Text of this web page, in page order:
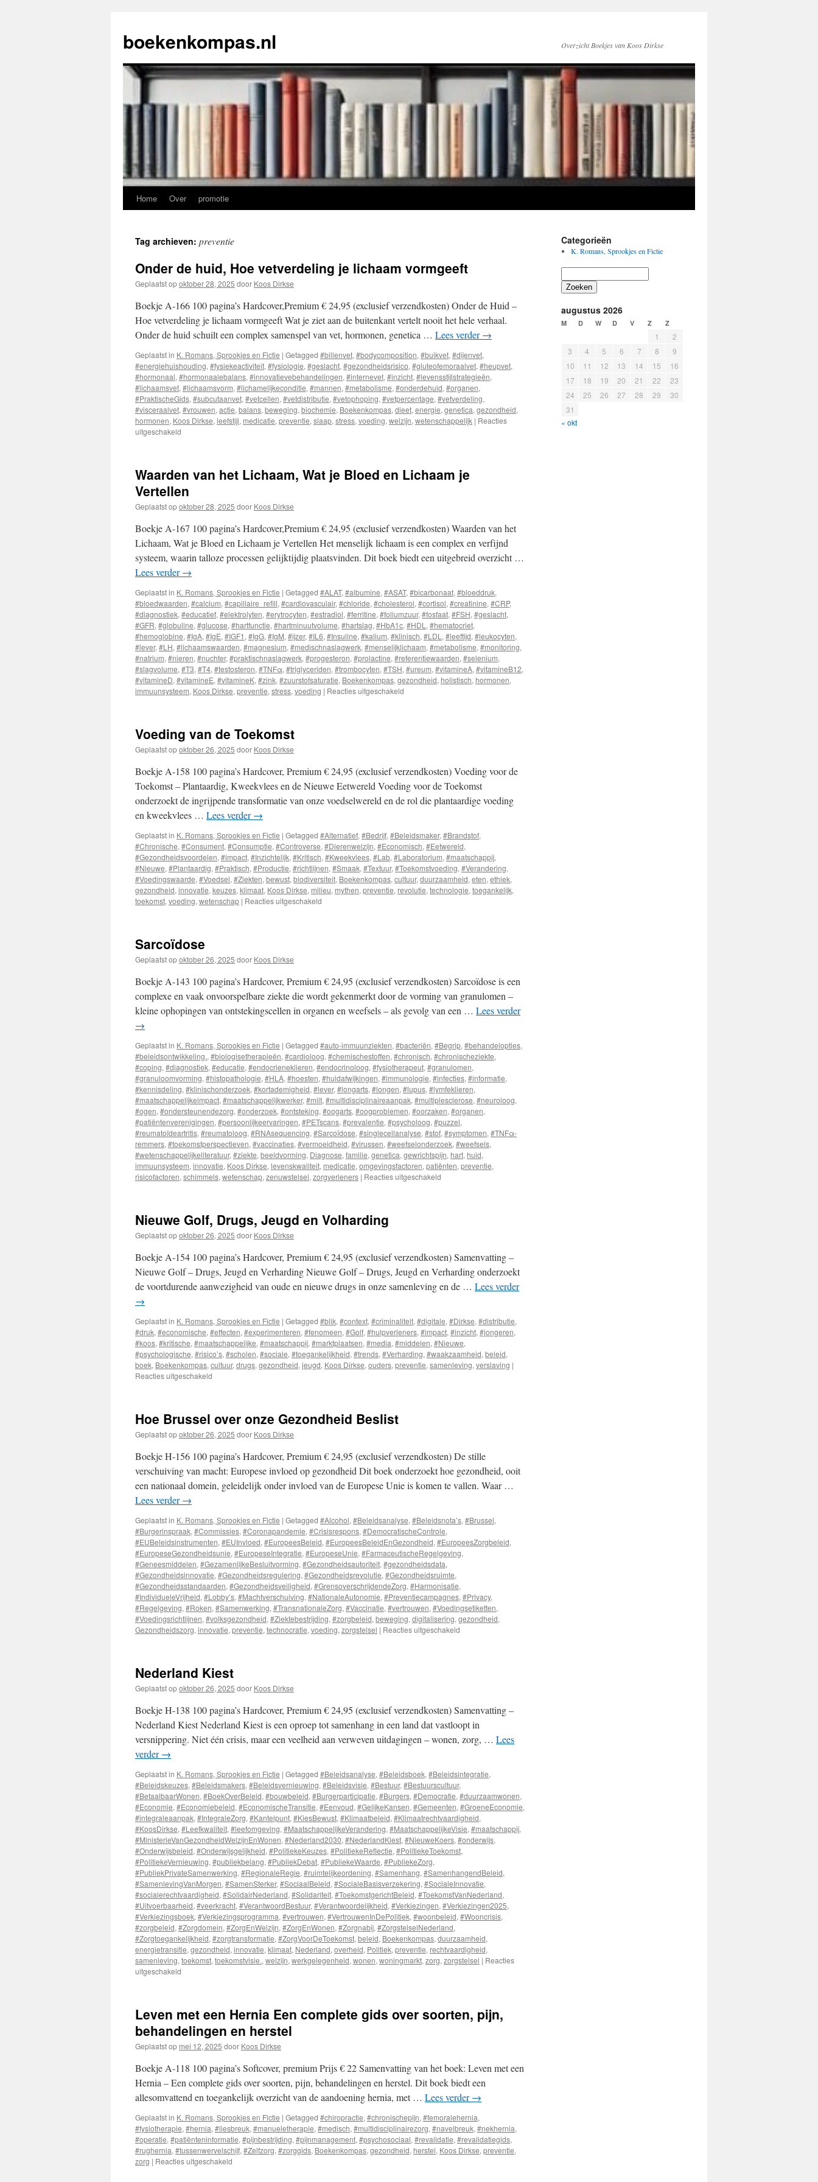
de
inhoud
boekenkompas.nl Overzicht Boekjes van Koos Dirkse
Home Over promotie
Tag archieven: preventie
Onder de huid, Hoe vetverdeling je lichaam vormgeeft
Geplaatst opoktober 28, 2025 door Koos Dirkse
Boekje A-166 100 pagina’s Hardcover,Premium € 24,95 (exclusief verzendkosten) Onder de Huid –
Hoe vetverdeling je lichaam vormgeeft Wat je ziet aan de buitenkant vertelt nooit het hele verhaal.
Onder de huid schuilt een complex samenspel van vet, hormonen, genetica … Lees verder→
Geplaatst in K. Romans, Sprookjes en Fictie | Getagged #billenvet, #bodycomposition, #buikvet, #dijenvet,
#energiehuishouding, #fysiekeactiviteit, #fysiologie, #geslacht, #gezondheidsrisico, #gluteofemoraalvet, #heupvet,
#hormonaal, #hormonaalebalans, #innovatievebehandelingen, #internevet, #inzicht, #levensstijlstrategieën,
#lichaamsvet, #lichaamsvorm, #lichamelijkeconditie, #mannen, #metabolisme, #onderdehuid, #organen,
#PraktischeGids, #subcutaanvet, #vetcellen, #vetdistributie, #vetophoping, #vetpercentage, #vetverdeling,
#visceraalvet, #vrouwen, actie, balans, beweging, biochemie, Boekenkompas, dieet, energie, genetica, gezondheid,
hormonen, Koos Dirkse, leefstijl, medicatie, preventie, slaap, stress, voeding, welzijn, wetenschappelijk | Reacties
uitgeschakeld
Hoe
je
lichaam
Waarden van het Lichaam, Wat je Bloed en Lichaam je
Vertellen
Geplaatst opoktober 28, 2025 door Koos Dirkse
Boekje A-167 100 pagina’s Hardcover,Premium € 24,95 (exclusief verzendkosten) Waarden van het
Lichaam, Wat je Bloed en Lichaam je Vertellen Het menselijk lichaam is een complex en verfijnd
systeem, waarin talloze processen gelijktijdig plaatsvinden. Dit boek biedt een uitgebreid overzicht …
Lees verder→
Geplaatst in K. Romans, Sprookjes en Fictie | Getagged #ALAT, #albumine, #ASAT, #bicarbonaat, #bloeddruk,
#bloedwaarden, #calcium, #capillaire_refill, #cardiovasculair, #chloride, #cholesterol, #cortisol, #creatinine, #CRP,
#diagnostiek, #educatief, #elektrolyten, #erytrocyten, #estradiol, #ferritine, #foliumzuur, #fosfaat, #FSH, #geslacht,
#GFR, #globuline, #glucose, #hartfunctie, #hartminuutvolume, #hartslag, #HbA1c, #HDL , #hematocriet,
#hemoglobine, #IgA, #IgE, #IGF1 , #IgG, #IgM, #ijzer, #IL6, #Insuline, #kalium, #klinisch, #LDL , #leeftijd, #leukocyten,
#lever, #LH, #lichaamswaarden, #magnesium, #medischnaslagwerk, #menselijklichaam, #metabolisme, #monitoring,
#natrium, #nieren, #nuchter, #praktischnaslagwerk, #progesteron, #prolactine, #referentiewaarden, #selenium,
#slagvolume, #T3, #T4, #testosteron, #TNFα, #triglyceriden, #trombocyten, #TSH, #ureum, #vitamineA, #vitamineB12,
#vitamineD, #vitamineE, #vitamineK, #zink, #zuurstofsaturatie, Boekenkompas, gezondheid, holistisch, hormonen,
immuunsysteem, Koos Dirkse, preventie, stress, voeding | Reacties uitgeschakeld
Bloed
en
Lichaam
je
Voeding van de Toekomst
Geplaatst opoktober 26, 2025 door Koos Dirkse
Boekje A-158 100 pagina’s Hardcover, Premium € 24,95 (exclusief verzendkosten) Voeding voor de
Toekomst – Plantaardig, Kweekvlees en de Nieuwe Eetwereld Voeding voor de Toekomst
onderzoekt de ingrijpende transformatie van onze voedselwereld en de rol die plantaardige voeding
en kweekvlees … Lees verder→
Geplaatst in K. Romans, Sprookjes en Fictie | Getagged #Alternatief, #Bedrijf, #Beleidsmaker, #Brandstof,
#Chronische, #Consument, #Consumptie, #Controverse, #Dierenwelzijn, #Economisch, #Eetwereld,
#Gezondheidsvoordelen, #impact, #Inzichtelijk, #Kritisch, #Kweekvlees, #Lab, #Laboratorium, #maatschappij,
#Nieuwe, #Plantaardig, #Praktisch, #Productie, #richtlijnen, #Smaak, #Textuur, #Toekomstvoeding, #Verandering,
#Voedingswaarde, #Voedsel, #Ziekten, bewust, biodiversiteit, Boekenkompas, cultuur, duurzaamheid, eten, ethiek,
gezondheid, innovatie, keuzes, klimaat, Koos Dirkse, milieu, mythen, preventie, revolutie, technologie, toegankelijk,
toekomst, voeding, wetenschap | Reacties uitgeschakeld
Sarcoïdose
Geplaatst opoktober 26, 2025 door Koos Dirkse
Boekje A-143 100 pagina’s Hardcover, Premium € 24,95 (exclusief verzendkosten) Sarcoïdose is een
complexe en vaak onvoorspelbare ziekte die wordt gekenmerkt door de vorming van granulomen –
kleine ophopingen van ontstekingscellen in organen en weefsels – als gevolg van een … Lees verder
→
Geplaatst in K. Romans, Sprookjes en Fictie | Getagged #auto-immuunziekten, #bacteriën, #Begrip, #behandelopties,
#beleidsontwikkeling., #biologisetherapieën, #cardioloog, #chemischestoffen, #chronisch, #chronischeziekte,
#coping, #diagnostiek, #educatie, #endocrieneklieren, #endocrinoloog, #fysiotherapeut, #granulomen,
#granuloomvorming, #histopathologie, #HLA, #hoesten, #huidafwijkingen, #immunologie, #infecties, #informatie,
#kennisdeling, #klinischonderzoek, #kortademigheid, #lever, #longarts, #longen, #lupus, #lymfeklieren,
#maatschappelijkeimpact, #maatschappelijkwerker, #milt, #multidisciplinaireaanpak, #multiplesclerose, #neuroloog,
#ogen, #ondersteunendezorg, #onderzoek, #ontsteking, #oogarts, #oogproblemen, #oorzaken, #organen,
#patiëntenverenigingen, #persoonlijkeervaringen, #PETscans, #prevalentie, #psycholoog, #puzzel,
#reumatoïdeartritis, #reumatoloog, #RNAsequencing, #Sarcoïdose, #singlecellanalyse, #stof, #symptomen, #TNFα-
remmers, #toekomstperspectieven, #vaccinaties, #vermoeidheid, #virussen, #weefselonderzoek, #weefsels,
#wetenschappelijkeliteratuur, #ziekte, beeldvorming, Diagnose, familie, genetica, gewrichtspijn, hart, huid,
immuunsysteem, innovatie, Koos Dirkse, levenskwaliteit, medicatie, omgevingsfactoren, patiënten, preventie,
risicofactoren, schimmels, wetenschap, zenuwstelsel, zorgverleners | Reacties uitgeschakeld
Nieuwe Golf, Drugs, Jeugd en Volharding
Geplaatst opoktober 26, 2025 door Koos Dirkse
Boekje A-154 100 pagina’s Hardcover, Premium € 24,95 (exclusief verzendkosten) Samenvatting –
Nieuwe Golf – Drugs, Jeugd en Verharding Nieuwe Golf – Drugs, Jeugd en Verharding onderzoekt
de voortdurende aanwezigheid van oude en nieuwe drugs in onze samenleving en de … Lees verder
→
Geplaatst in K. Romans, Sprookjes en Fictie | Getagged #blik, #context, #criminaliteit, #digitale, #Dirkse, #distributie,
#druk, #economische, #effecten, #experimenteren, #fenomeen, #Golf, #hulpverleners, #impact, #inzicht, #jongeren,
#koos, #kritische, #maatschappelijke, #maatschappij, #marktplaatsen, #media, #middelen, #Nieuwe,
#psychologische, #risico’s, #scholen, #sociale, #toegankelijkheid, #trends, #Verharding, #waakzaamheid, beleid,
boek, Boekenkompas, cultuur, drugs, gezondheid, jeugd, Koos Dirkse, ouders, preventie, samenleving, verslaving |
Reacties uitgeschakeld
Jeugd
en
Volharding
Hoe Brussel over onze Gezondheid Beslist
Geplaatst opoktober 26, 2025 door Koos Dirkse
Boekje H-156 100 pagina’s Hardcover, Premium € 24,95 (exclusief verzendkosten) De stille
verschuiving van macht: Europese invloed op gezondheid Dit boek onderzoekt hoe gezondheid, ooit
een nationaal domein, geleidelijk onder invloed van de Europese Unie is komen te vallen. Waar …
Lees verder→
Geplaatst in K. Romans, Sprookjes en Fictie | Getagged #Alcohol, #Beleidsanalyse, #Beleidsnota’s, #Brussel,
#Burgerinspraak, #Commissies, #Coronapandemie, #Crisisrespons, #DemocratischeControle,
#EUBeleidsinstrumenten, #EUInvloed, #EuropeesBeleid, #EuropeesBeleidEnGezondheid, #EuropeesZorgbeleid,
#EuropeseGezondheidsunie, #EuropeseIntegratie, #EuropeseUnie, #FarmaceutischeRegelgeving,
#Geneesmiddelen, #GezamenlijkeBesluitvorming, #Gezondheidsautoriteit, #gezondheidsdata,
#Gezondheidsinnovatie, #Gezondheidsregulering, #Gezondheidsrevolutie, #Gezondheidsruimte,
#Gezondheidsstandaarden, #Gezondheidsveiligheid, #GrensoverschrijdendeZorg, #Harmonisatie,
#IndividueleVrijheid, #Lobby’s, #Machtverschuiving, #NationaleAutonomie, #Preventiecampagnes, #Privacy,
#Regelgeving, #Roken, #Samenwerking, #TransnationaleZorg, #Vaccinatie, #vertrouwen, #Voedingsetiketten,
#Voedingsrichtlijnen, #volksgezondheid, #Ziektebestrijding, #zorgbeleid, beweging, digitalisering, gezondheid,
Gezondheidszorg, innovatie, preventie, technocratie, voeding, zorgstelsel | Reacties uitgeschakeld
Nederland Kiest
Geplaatst opoktober 26, 2025 door Koos Dirkse
Boekje H-138 100 pagina’s Hardcover, Premium € 24,95 (exclusief verzendkosten) Samenvatting –
Nederland Kiest Nederland Kiest is een oproep tot samenhang in een land dat vastloopt in
versnippering. Niet één crisis, maar een veelheid aan verweven uitdagingen – wonen, zorg, … Lees
verder→
Geplaatst in K. Romans, Sprookjes en Fictie | Getagged #Beleidsanalyse, #Beleidsboek, #Beleidsintegratie,
#Beleidskeuzes, #Beleidsmakers, #Beleidsvernieuwing, #Beleidsvisie, #Bestuur, #Bestuurscultuur,
#BetaalbaarWonen, #BoekOverBeleid, #bouwbeleid, #Burgerparticipatie, #Burgers, #Democratie, #duurzaamwonen,
#Economie, #Economiebeleid, #EconomischeTransitie, #Eenvoud, #GelijkeKansen, #Gemeenten, #GroeneEconomie,
#integraleaanpak, #IntegraleZorg, #Kantelpunt, #KiesBewust, #Klimaatbeleid, #Klimaatrechtvaardigheid,
#KoosDirkse, #Leefkwaliteit, #leefomgeving, #MaatschappelijkeVerandering, #MaatschappelijkeVisie, #maatschappij,
#MinisterieVanGezondheidWelzijnEnWonen, #Nederland2030, #NederlandKiest, #NieuweKoers, #onderwijs,
#Onderwijsbeleid, #Onderwijsgelijkheid, #PolitiekeKeuzes, #PolitiekeReflectie, #PolitiekeToekomst,
#PolitiekeVernieuwing, #publiekbelang, #PubliekDebat, #PubliekeWaarde, #PubliekeZorg,
#PubliekPrivateSamenwerking, #RegionaleRegie, #ruimtelijkeordening, #Samenhang, #SamenhangendBeleid,
#SamenlevingVanMorgen, #SamenSterker, #SociaalBeleid, #SocialeBasisverzekering, #SocialeInnovatie,
#socialerechtvaardigheid, #SolidairNederland, #Solidariteit, #ToekomstgerichtBeleid, #ToekomstVanNederland,
#Uitvoerbaarheid, #veerkracht, #VerantwoordBestuur, #Verantwoordelijkheid, #Verkiezingen, #Verkiezingen2025,
#Verkiezingsboek, #Verkiezingsprogramma, #vertrouwen, #VertrouwenInDePolitiek, #woonbeleid, #Wooncrisis,
#zorgbeleid, #Zorgdomein, #ZorgEnWelzijn, #ZorgEnWonen, #Zorgnabij, #ZorgstelselNederland,
#Zorgtoegankelijkheid, #zorgtransformatie, #ZorgVoorDeToekomst, beleid, Boekenkompas, duurzaamheid,
energietransitie, gezondheid, innovatie, klimaat, Nederland, overheid, Politiek, preventie, rechtvaardigheid,
samenleving, toekomst, toekomstvisie., welzijn, werkgelegenheid, wonen, woningmarkt, zorg, zorgstelsel | Reacties
uitgeschakeld
Leven met een Hernia Een complete gids over soorten, pijn,
behandelingen en herstel
Geplaatst op mei 12, 2025 door Koos Dirkse
Boekje A-118 100 pagina’s Softcover, premium Prijs € 22 Samenvatting van het boek: Leven met een
Hernia – Een complete gids over soorten, pijn, behandelingen en herstel. Dit boek biedt een
allesomvattend en toegankelijk overzicht van de aandoening hernia, met … Lees verder→
Geplaatst in K. Romans, Sprookjes en Fictie | Getagged #chiropractie, #chronischepijn, #femoralehernia,
#fysiotherapie, #hernia, #liesbreuk, #manueletherapie, #medisch, #multidisciplinairezorg, #navelbreuk, #nekhernia,
#operatie, #patiënteninformatie, #pijnbestrijding, #pijnmanagement, #psychosociaal, #revalidatie, #revalidatiegids,
#rughernia, #tussenwervelschijf, #Zelfzorg, #zorggids, Boekenkompas, gezondheid, herstel, Koos Dirkse, preventie,
zorg | Reacties uitgeschakeld
Categorieën
K. Romans, Sprookjes en Fictie
Zoeken
augustus 2026
M D W D V Z Z
1
2
3
4 5 6 7 8
9
10
11 12 13 14 15
16
17
18 19 20 21 22
23
24
25 26 27 28 29
30
31
« okt